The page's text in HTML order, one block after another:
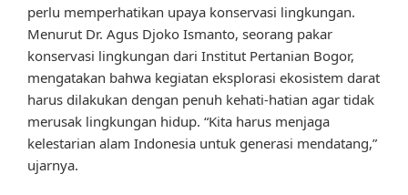
perlu memperhatikan upaya konservasi lingkungan.
Menurut Dr. Agus Djoko Ismanto, seorang pakar
konservasi lingkungan dari Institut Pertanian Bogor,
mengatakan bahwa kegiatan eksplorasi ekosistem darat
harus dilakukan dengan penuh kehati-hatian agar tidak
merusak lingkungan hidup. “Kita harus menjaga
kelestarian alam Indonesia untuk generasi mendatang,”
ujarnya.